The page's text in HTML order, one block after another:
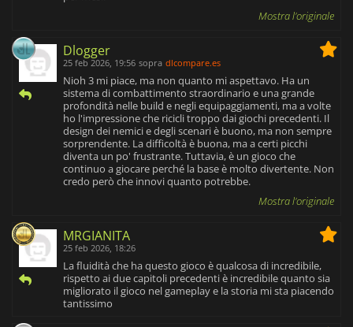
Mostra l'originale
Dlogger
25 feb 2026, 19:56 sopra dlcompare.es
Nioh 3 mi piace, ma non quanto mi aspettavo. Ha un
sistema di combattimento straordinario e una grande
profondità nelle build e negli equipaggiamenti, ma a volte
ho l'impressione che ricicli troppo dai giochi precedenti. Il
design dei nemici e degli scenari è buono, ma non sempre
sorprendente. La difficoltà è buona, ma a certi picchi
diventa un po' frustrante. Tuttavia, è un gioco che
continuo a giocare perché la base è molto divertente. Non
credo però che innovi quanto potrebbe.
Mostra l'originale
MRGIANITA
25 feb 2026, 18:26
La fluidità che ha questo gioco è qualcosa di incredibile,
rispetto ai due capitoli precedenti è incredibile quanto sia
migliorato il gioco nel gameplay e la storia mi sta piacendo
tantissimo